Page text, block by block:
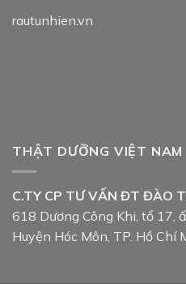
rautunhien.vn
THẬT DƯỠNG VIỆT NAM
C.TY CP TƯ VẤN ĐT ĐÀO
618 Dương Công Khi, tổ 17,
Huyện Hóc Môn, TP. Hồ Chí